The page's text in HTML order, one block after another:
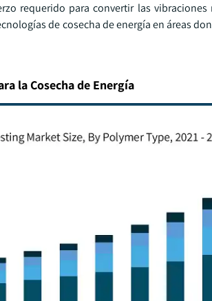
requerido para convertir las vibraciones
de cosecha de energía en áreas
la Cosecha de Energía